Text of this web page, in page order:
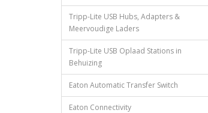
Tripp-Lite USB Hubs, Adapters &
Meervoudige Laders
Tripp-Lite USB Oplaad Stations in
Behuizing
Eaton Automatic Transfer Switch
Eaton Connectivity